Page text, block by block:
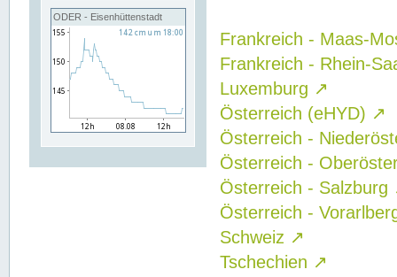
ODER - Eisenhüttenstadt
Frankreich - Maas-
Frankreich - Rhein-
Luxemburg ↗
Österreich (eHYD) ↗
Österreich -
Österreich -
Österreich - Salzburg
Österreich -
Schweiz ↗
Tschechien ↗